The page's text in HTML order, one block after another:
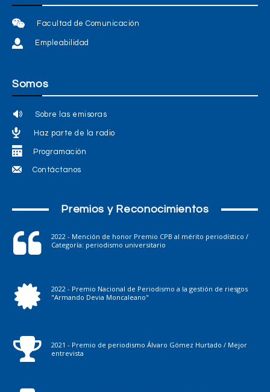
Facultad de Comunicación
Empleabilidad
Somos
Sobre las emisoras
Haz parte de la radio
Programación
Contáctanos
Premios y Reconocimientos
2022 - Mención de honor Premio CPB al mérito periodístico /
Categoría: periodismo universitario
2022 - Premio Nacional de Periodismo a la gestión de riesgos
"Armando Devia Moncaleano"
2021 - Premio de periodismo Álvaro Gómez Hurtado / Mejor
entrevista